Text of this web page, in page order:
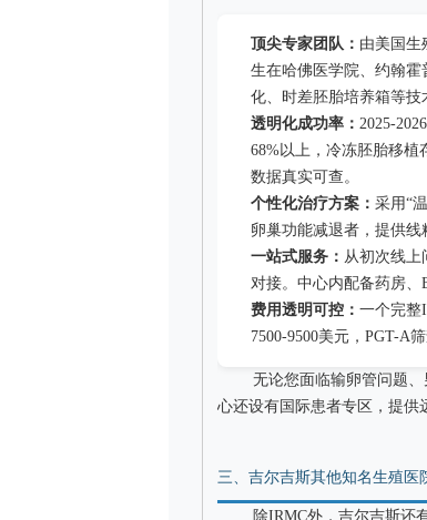
顶尖专家团队： 由美国生
生在哈佛医学院、约翰
化、时差胚胎培养箱等技
透明化成功率： 2025-
68%以上，冷冻胚胎移植
数据真实可查。
个性化治疗方案： 采用“
卵巢功能减退者，提供线
一站式服务： 从初次线
对接。中心内配备药房、
费用透明可控： 一个完整
7500-9500美元，PGT-A
无论您面临输卵管问题
心还设有国际患者专区，提供
三、吉尔吉斯其他知名生殖医
除IRMC外，吉尔吉斯还